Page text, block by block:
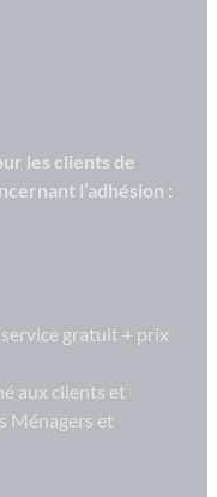
les clients de
l’adhésion :
gratuit + prix
aux clients et
Ménagers et